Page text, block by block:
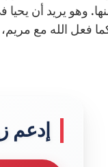
وهو يريد أن
فعل الله مع
إدعم